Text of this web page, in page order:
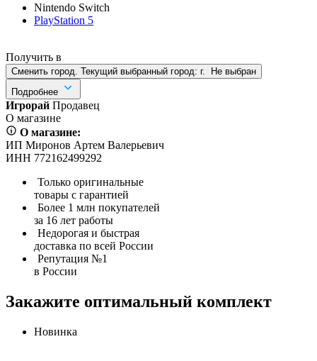
Nintendo Switch
PlayStation 5
Получить в
Сменить город. Текущий выбранный город: г.
Не выбран
Подробнее
Игрорай Продавец
О магазине
О магазине:
ИП Миронов Артем Валерьевич
ИНН 772162499292
Только оригинальные
товары с гарантией
Более 1 млн покупателей
за 16 лет работы
Недорогая и быстрая
доставка по всей России
Репутация №1
в России
Закажите оптимальный комплект
Новинка